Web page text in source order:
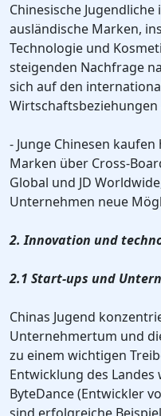
Chinesische
ausländische Marken,
Technologie und
steigenden Nachfrage
sich auf den
- Junge Chinesen
Marken über Cross-
Global und JD
Unternehmen neue
2. Innovation und
2.1 Start-ups und
Chinas Jugend
Unternehmertum und
zu einem wichtigen
Entwicklung des
ByteDance (Entwickler